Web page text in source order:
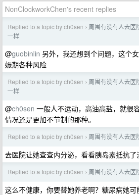
NonClockworkChen's recent replies
Replied to a topic by ch0sen › 周围有没有人去医
一样
@guobinlin 另外，我还想到个问题，这个
娠期各种风险
Replied to a topic by ch0sen › 周围有没有人去医
一样
@ch0sen 一般人不运动，高油高盐，就很
情况还是更加不节制的那种。
Replied to a topic by ch0sen › 周围有没有人去医
去医院让她查查内分泌，看看胰岛素抵抗了
Replied to a topic by ch0sen › 周围有没有人去医
这么不健康，你要替她养老啊？糖尿病她